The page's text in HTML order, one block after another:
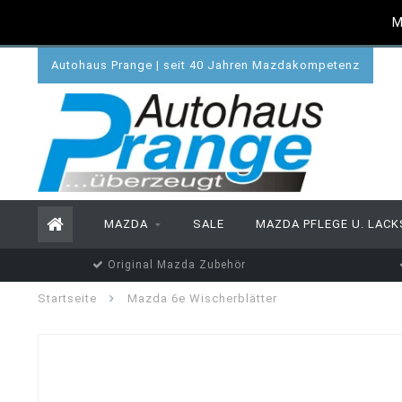
Autohaus Prange | seit 40 Jahren Mazdakompetenz
MAZDA SALE MAZDA PFLEGE U.
Original Mazda Zubehör
Startseite Mazda 6e Wischerblätter